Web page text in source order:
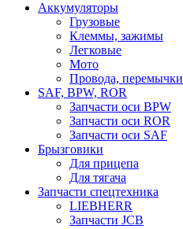
Аккумуляторы
Грузовые
Клеммы, зажимы
Легковые
Мото
Провода, перемычки
SAF, BPW, ROR
Запчасти оси BPW
Запчасти оси ROR
Запчасти оси SAF
Брызговики
Для прицепа
Для тягача
Запчасти спецтехника
LIEBHERR
Запчасти JCB